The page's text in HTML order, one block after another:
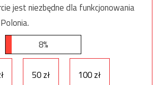
jest niezbędne dla funkcjonowania
8%
50 zł 100 zł